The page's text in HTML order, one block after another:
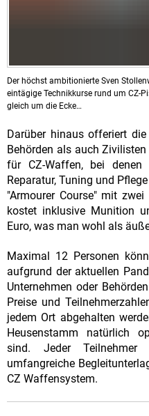
Der höchst ambitionierte Sven
eintägige Technikkurse rund um CZ-
gleich um die Ecke…
Darüber hinaus offeriert
Behörden als auch
für CZ-Waffen, bei
Reparatur, Tuning und
"Armourer Course" mit
kostet inklusive Munition
Euro, was man wohl als
Maximal 12 Personen
aufgrund der aktuellen
Unternehmen oder
Preise und
jedem Ort abgehalten
Heusenstamm natürlich
sind. Jeder
umfangreiche
CZ Waffensystem.